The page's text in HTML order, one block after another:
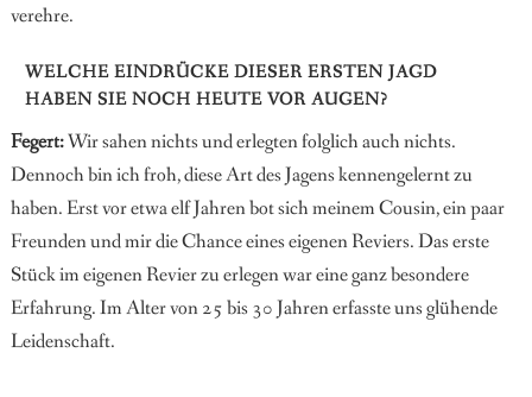
verehre.
WELCHE EINDRÜCKE DIESER ERSTEN JAGD
HABEN SIE NOCH HEUTE VOR AUGEN?
Fegert:Wir sahen nichts und erlegten folglich auch nichts.
Dennoch bin ich froh, diese Art des Jagens kennengelernt zu
haben. Erst vor etwa elf Jahren bot sich meinem Cousin, ein paar
Freunden und mir die Chance eines eigenen Reviers. Das erste
Stück im eigenen Revier zu erlegen war eine ganz besondere
Erfahrung. Im Alter von 25 bis 30 Jahren erfasste uns glühende
Leidenschaft.